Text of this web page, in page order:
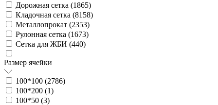
Дорожная сетка (1865)
Кладочная сетка (8158)
Металлопрокат (2353)
Рулонная сетка (1673)
Сетка для ЖБИ (440)
Размер ячейки
100*100 (2786)
100*200 (1)
100*50 (3)